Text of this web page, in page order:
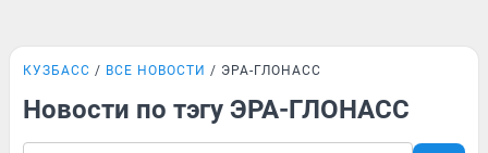
КУЗБАСС ВСЕ НОВОСТИ ЭРА-ГЛОНАСС
Новости по тэгу ЭРА-ГЛОНАСС